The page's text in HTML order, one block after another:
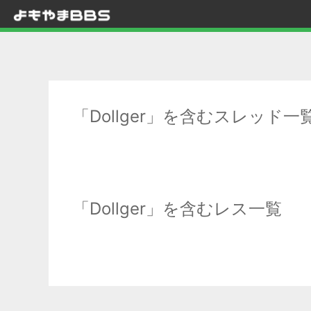
「Dollger」を含むスレッド一
「Dollger」を含むレス一覧